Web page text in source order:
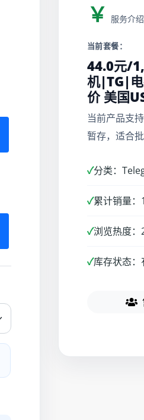
￥ 服务介绍
当前套餐：
44.0元/
机|TG|
价 美国
当前产品支
暂存，适合
✓分类：
✓累计销量：
✓浏览热度：
✓库存状态：